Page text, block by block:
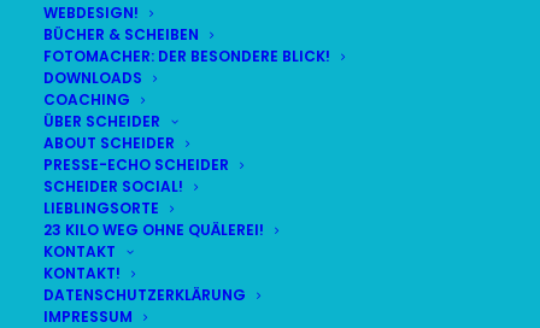
WEBDESIGN!
BÜCHER & SCHEIBEN
FOTOMACHER: DER BESONDERE BLICK!
DOWNLOADS
COACHING
ÜBER SCHEIDER
ABOUT SCHEIDER
PRESSE-ECHO SCHEIDER
SCHEIDER SOCIAL!
LIEBLINGSORTE
23 KILO WEG OHNE QUÄLEREI!
KONTAKT
KONTAKT!
DATENSCHUTZERKLÄRUNG
IMPRESSUM
DAS HIER HABE ICH GEFUNDEN: